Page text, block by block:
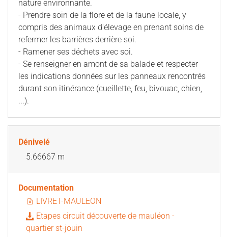
nature environnante.
- Prendre soin de la flore et de la faune locale, y
compris des animaux d'élevage en prenant soins de
refermer les barrières derrière soi.
- Ramener ses déchets avec soi.
- Se renseigner en amont de sa balade et respecter
les indications données sur les panneaux rencontrés
durant son itinérance (cueillette, feu, bivouac, chien,
...).
Dénivelé
5.66667 m
Documentation
LIVRET-MAULEON
Etapes circuit découverte de mauléon -
quartier st-jouin